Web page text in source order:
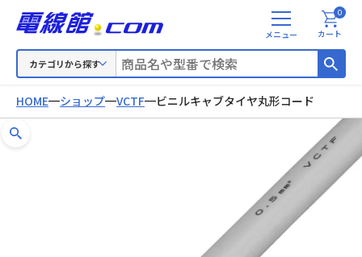
カテゴリから探す
メ
ニ
カート
0
HOME ショップ VCTF ビニルキャブタイヤ丸形コード